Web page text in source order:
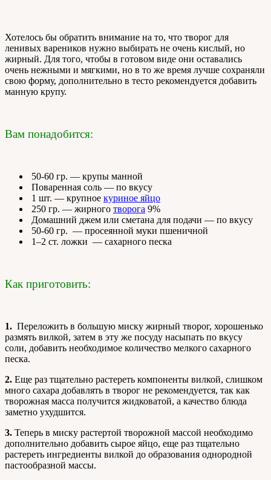
Хотелось бы обратить внимание на то, что творог для
ленивых вареников нужно выбирать не очень кислый, но
жирный. Для того, чтобы в готовом виде они оставались
очень нежными и мягкими, но в то же время лучше сохраняли
свою форму, дополнительно в тесто рекомендуется добавить
манную крупу.
Вам понадобится:
50-60 гр. — крупы манной
Поваренная соль — по вкусу
1 шт. — крупное куриное яйцо
250 гр. — жирного творога 9%
Домашний джем или сметана для подачи — по вкусу
50-60 гр. — просеянной муки пшеничной
1–2 ст. ложки — сахарного песка
Как приготовить:
1. Переложить в большую миску жирный творог, хорошенько
размять вилкой, затем в эту же посуду насыпать по вкусу
соли, добавить необходимое количество мелкого сахарного
песка.
2. Еще раз тщательно растереть компоненты вилкой, слишком
много сахара добавлять в творог не рекомендуется, так как
творожная масса получится жидковатой, а качество блюда
заметно ухудшится.
3. Теперь в миску растертой творожной массой необходимо
дополнительно добавить сырое яйцо, еще раз тщательно
растереть ингредиенты вилкой до образования однородной
пастообразной массы.